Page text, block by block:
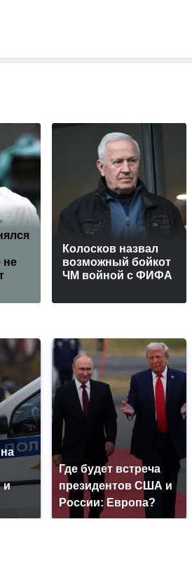
не
Колосков назвал
возможный бойкот
ЧМ войной с ФИФА
и
Где будет встреча
президентов США и
России: Европа?